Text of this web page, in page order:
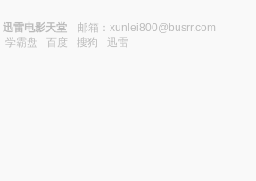
迅雷电影天堂 邮箱： xunlei800@busrr.com
学霸盘 百度 搜狗 迅雷